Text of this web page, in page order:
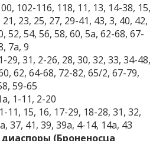
102-116, 118, 11, 13, 14-38, 15,
23, 25, 27, 29-41, 43, 3, 40, 42,
52, 54, 56, 58, 60, 5а, 62-68, 67-
7а, 9
1-29, 31, 2-26, 28, 30, 32, 33, 34-48,
62, 64-68, 72-82, 65/2, 67-79,
59-65
1-11, 2-20
1-11, 15, 16, 17-29, 18-28, 31, 32,
37, 41, 39, 39а, 4-14, 14а, 43
(Броненосца